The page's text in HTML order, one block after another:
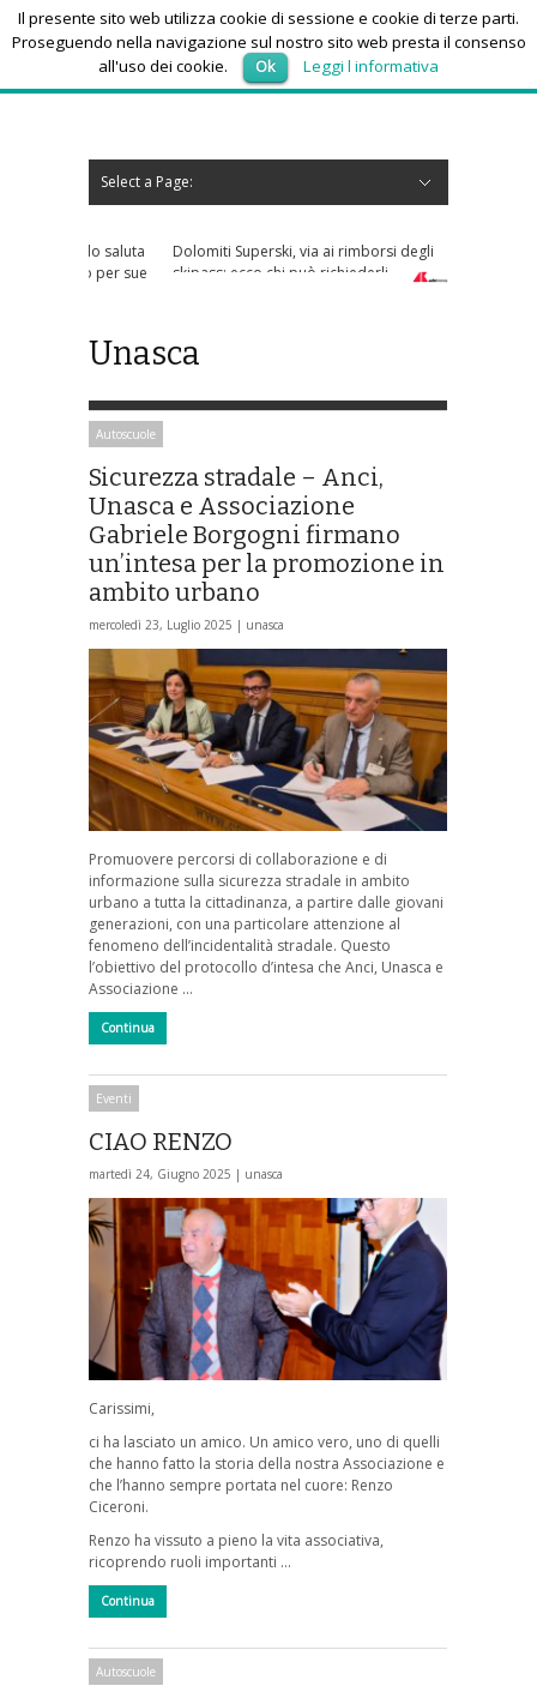
venerdì 7, Agosto 2026
Select a Page:
Dolomiti Superski, via ai rimborsi degli
skipass: ecco chi può richiederli
Unasca
Autoscuole
Sicurezza stradale – Anci,
Unasca e Associazione
Gabriele Borgogni firmano
un’intesa per la promozione in
ambito urbano
mercoledì 23, Luglio 2025 | unasca
Promuovere percorsi di collaborazione e di
informazione sulla sicurezza stradale in ambito
urbano a tutta la cittadinanza, a partire dalle giovani
generazioni, con una particolare attenzione al
fenomeno dell’incidentalità stradale. Questo
l’obiettivo del protocollo d’intesa che Anci, Unasca e
Associazione …
Continua
Eventi
CIAO RENZO
martedì 24, Giugno 2025 | unasca
Carissimi,
ci ha lasciato un amico. Un amico vero, uno di quelli
che hanno fatto la storia della nostra Associazione e
che l’hanno sempre portata nel cuore: Renzo
Ciceroni.
Renzo ha vissuto a pieno la vita associativa,
ricoprendo ruoli importanti …
Continua
Autoscuole
Il presente sito web utilizza cookie di sessione e cookie di terze parti.
Proseguendo nella navigazione sul nostro sito web presta il consenso
all'uso dei cookie.
Ok Leggi l informativa